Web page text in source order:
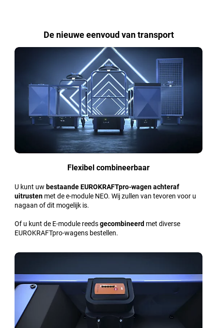
De nieuwe eenvoud van transport
Flexibel combineerbaar
U kunt uw bestaande EUROKRAFTpro-wagenachteraf
uitrusten met de e-module NEO. Wij zullen van tevoren voor u
nagaan of dit mogelijk is.
Of u kunt de E-module reedsgecombineerd met diverse
EUROKRAFTpro-wagens bestellen.